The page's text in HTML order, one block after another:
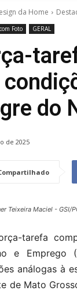
da Home
Foto GERAL
do
de 2025
Teixeira Maciel - GSI/
tarefa
e Emprego
análogas à
de Mato